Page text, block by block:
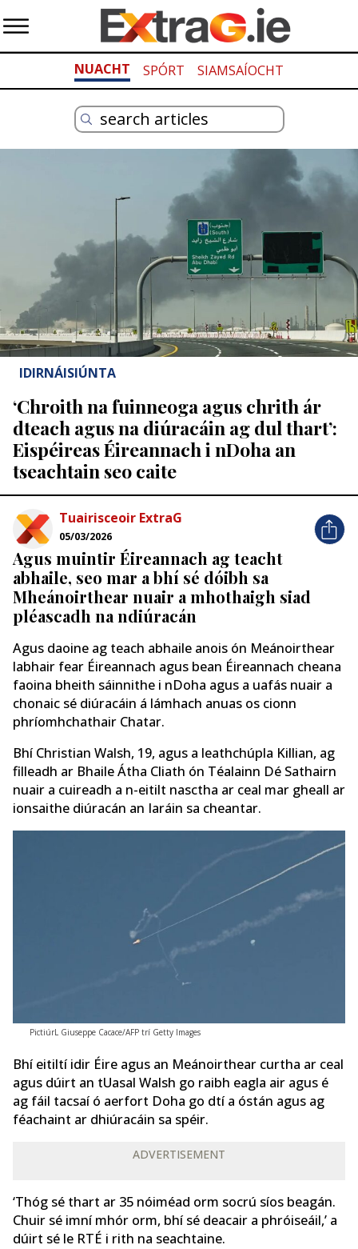
NUACHT SPÓRT SIAMSAÍOCHT
IDIRNÁISIÚNTA
‘Chroith na fuinneoga agus chrith ár
dteach agus na diúracáin ag dul thart’:
Eispéireas Éireannach i nDoha an
tseachtain seo caite
Tuairisceoir ExtraG
05/03/2026
Agus muintir Éireannach ag teacht
abhaile, seo mar a bhí sé dóibh sa
Mheánoirthear nuair a mhothaigh siad
pléascadh na ndiúracán
Agus daoine ag teach abhaile anois ón Meánoirthear
labhair fear Éireannach agus bean Éireannach cheana
faoina bheith sáinnithe i nDoha agus a uafás nuair a
chonaic sé diúracáin á lámhach anuas os cionn
phríomhchathair Chatar.
Bhí Christian Walsh, 19, agus a leathchúpla Killian, ag
filleadh ar Bhaile Átha Cliath ón Téalainn Dé Sathairn
nuair a cuireadh a n-eitilt nasctha ar ceal mar gheall ar
ionsaithe diúracán an Iaráin sa cheantar.
PictiúrL Giuseppe Cacace/AFP trí Getty Images
Bhí eitiltí idir Éire agus an Meánoirthear curtha ar ceal
agus dúirt an tUasal Walsh go raibh eagla air agus é
ag fáil tacsaí ó aerfort Doha go dtí a óstán agus ag
féachaint ar dhiúracáin sa spéir.
ADVERTISEMENT
‘Thóg sé thart ar 35 nóiméad orm socrú síos beagán.
Chuir sé imní mhór orm, bhí sé deacair a phróiseáil,’ a
dúirt sé le RTÉ i rith na seachtaine.